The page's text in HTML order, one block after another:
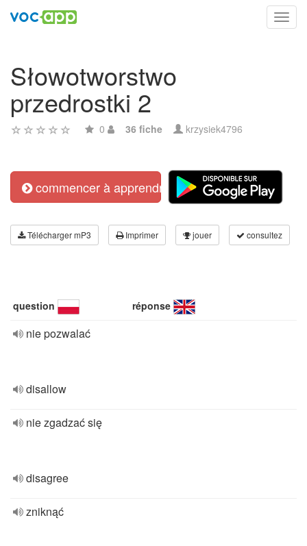
Słowotworstwo
przedrostki 2
0 36 fiche krzysiek4796
commencer à apprendre
Télécharger mP3 Imprimer jouer consultez
question réponse
nie pozwalać
disallow
nie zgadzać się
disagree
zniknąć